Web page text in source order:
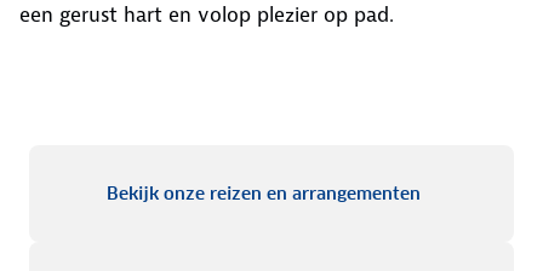
een gerust hart en volop plezier op pad.
Bekijk onze reizen en arrangementen